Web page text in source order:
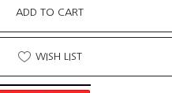
ADD TO CART
WISH LIST